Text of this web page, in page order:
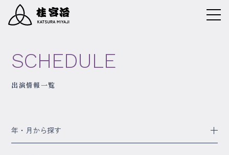
SCHEDULE
出演情報一覧
年・月から探す